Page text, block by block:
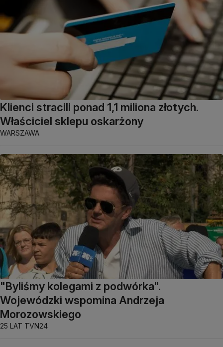
Klienci stracili ponad 1,1 miliona złotych.
Właściciel sklepu oskarżony
WARSZAWA
"Byliśmy kolegami z podwórka".
Wojewódzki wspomina Andrzeja
Morozowskiego
25 LAT TVN24